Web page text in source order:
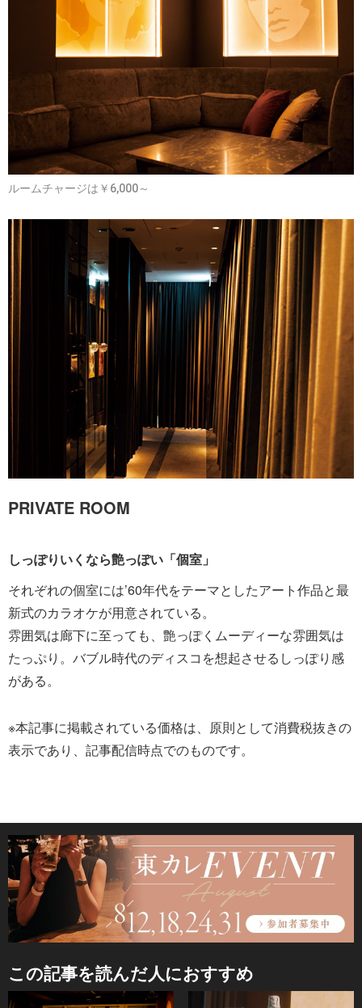
ルームチャージは￥6,000～
PRIVATE ROOM
しっぽりいくなら艶っぽい「個室」
それぞれの個室には’60年代をテーマとしたアート作品と最
新式のカラオケが用意されている。
雰囲気は廊下に至っても、艶っぽくムーディーな雰囲気は
たっぷり。バブル時代のディスコを想起させるしっぽり感
がある。
※本記事に掲載されている価格は、原則として消費税抜きの
表示であり、記事配信時点でのものです。
この記事を読んだ人におすすめ